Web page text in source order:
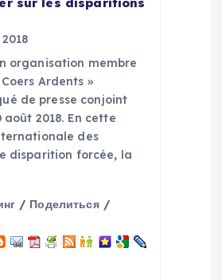
organisation membre
Ardents »
de presse conjoint
août 2018. En cette
des
disparition forcée, la
/ Поделиться /